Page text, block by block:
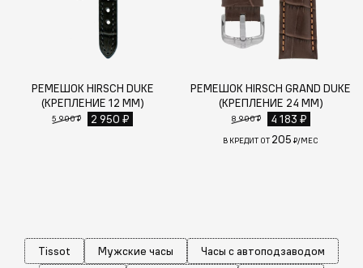
РЕМЕШОК HIRSCH DUKE
(КРЕПЛЕНИЕ 12 ММ)
5 900 ₽ 2 950 ₽
РЕМЕШОК HIRSCH GRAND DUKE
(КРЕПЛЕНИЕ 24 ММ)
8 900 ₽ 4 183 ₽
В КРЕДИТ ОТ 205 ₽/МЕС
Tissot Мужские часы
Часы с автоподзаводом